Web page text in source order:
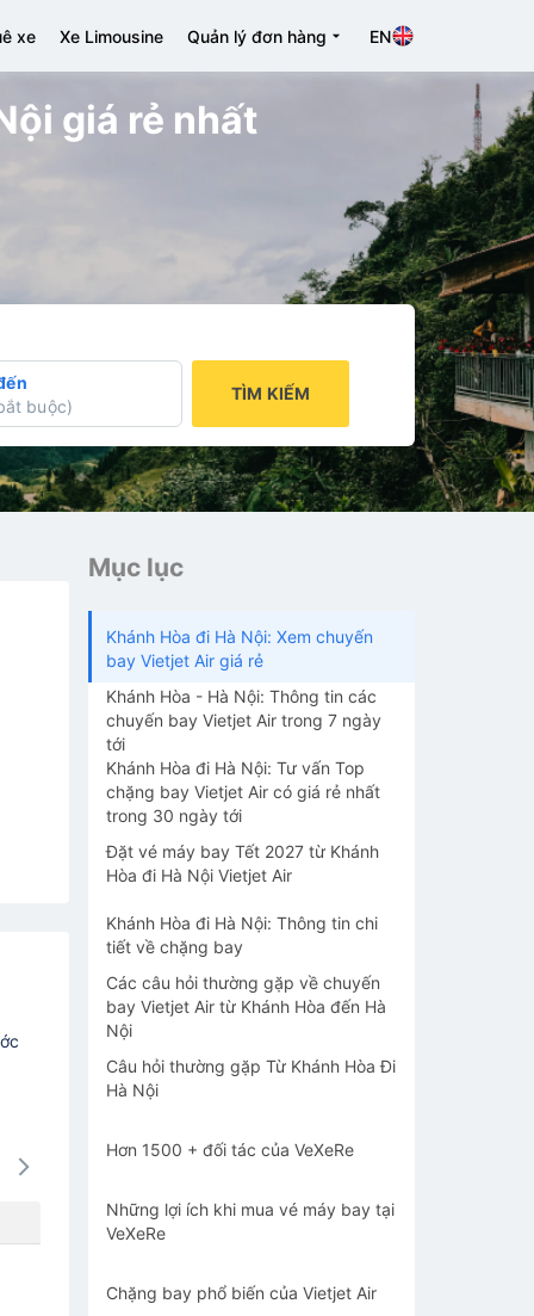
xe Xe Limousine Quản lý đơn hàng EN
giá rẻ nhất
buộc)
TÌM KIẾM
17/08
18/08
Mục lục
Khánh Hòa đi Hà Nội: Xem chuyến
bay Vietjet Air giá rẻ
Khánh Hòa - Hà Nội: Thông tin các
chuyến bay Vietjet Air trong 7 ngày
tới
Khánh Hòa đi Hà Nội: Tư vấn Top
chặng bay Vietjet Air có giá rẻ nhất
trong 30 ngày tới
Đặt vé máy bay Tết 2027 từ Khánh
Hòa đi Hà Nội Vietjet Air
Khánh Hòa đi Hà Nội: Thông tin chi
tiết về chặng bay
Các câu hỏi thường gặp về chuyến
bay Vietjet Air từ Khánh Hòa đến Hà
Nội
Câu hỏi thường gặp Từ Khánh Hòa Đi
Hà Nội
Hơn 1500 + đối tác của VeXeRe
Những lợi ích khi mua vé máy bay tại
VeXeRe
Chặng bay phổ biến của Vietjet Air